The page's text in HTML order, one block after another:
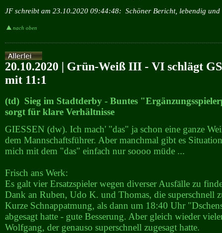
JF schreibt am 23.10.2020 09:44:48: Schöner Bericht, lebendig
nach oben
20.10.2020 | Grün-Weiß III - VI schlägt
mit 11:1
(td) Sieg im Stadtderby - Buntes
sorgt für klare Verhältnisse
GIESSEN (dw). Ich mach' "das" ja schon eine ganze
dem Mannschaftsführer. Aber manchmal gibt es
mich mit dem "das" einfach nur soooo müde ...
Frisch ans Werk:
Es galt vier Ersatzspieler wegen diverser Ausfälle zu
Dank an Ruben, Udo K. und Thomas, die superschnell
Kurze Schnappatmung, als dann um 18:40 Uhr
abgesagt hatte - gute Besserung. Aber gleich wieder
Wolfgang, der genauso superschnell zugesagt hatte.